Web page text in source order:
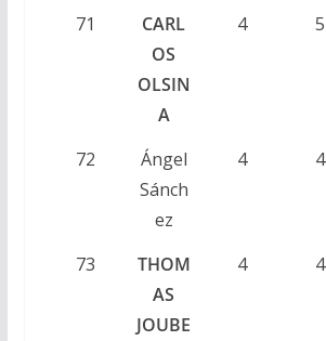
71
CARL
OS
OLSIN
A
4 5
72
Ángel
Sánch
ez
4 4
73
THOM
AS
JOUBE
4 4